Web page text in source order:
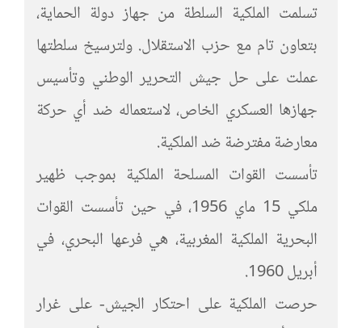
تسلمت الملكية السلطة من جهاز دولة الحماية،
بتعاون تام مع حزب الاستقلال. ولترسيخ سلطتها
عملت على حل جيش التحرير الوطني وتأسيس
جهازها العسكري الخاص، لاستعماله ضد أي حركة
معارضة مفترضة ضد الملكية.
تأسست القوات المسلحة الملكية بموجب ظهير
ملكي 15 ماي 1956، في حين تأسست القوات
البحرية الملكية المغربية، هي فرعها البحري، في
أبريل 1960.
حرصت الملكية على احتكار الجيش- على غرار